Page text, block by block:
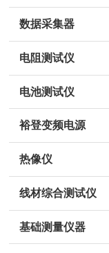
数据采集器
电阻测试仪
电池测试仪
裕登变频电源
热像仪
线材综合测试仪
基础测量仪器